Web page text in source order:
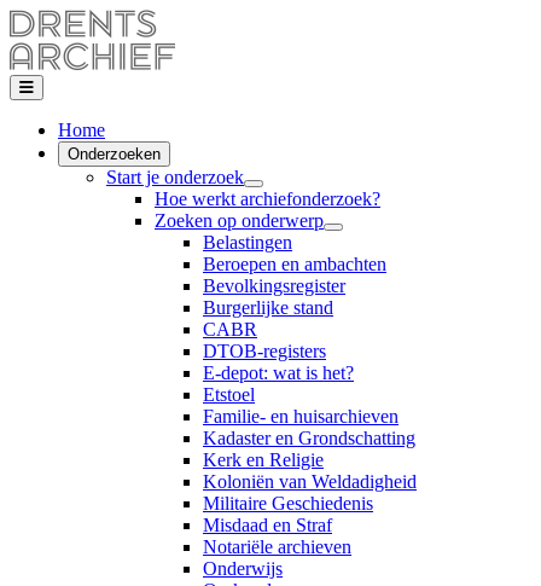
Home
Onderzoeken
Start je onderzoek
Hoe werkt archiefonderzoek?
Zoeken op onderwerp
Belastingen
Beroepen en ambachten
Bevolkingsregister
Burgerlijke stand
CABR
DTOB-registers
E-depot: wat is het?
Etstoel
Familie- en huisarchieven
Kadaster en Grondschatting
Kerk en Religie
Koloniën van Weldadigheid
Militaire Geschiedenis
Misdaad en Straf
Notariële archieven
Onderwijs